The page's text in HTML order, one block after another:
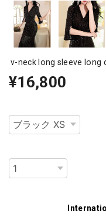
v-neck long sleeve
¥16,800